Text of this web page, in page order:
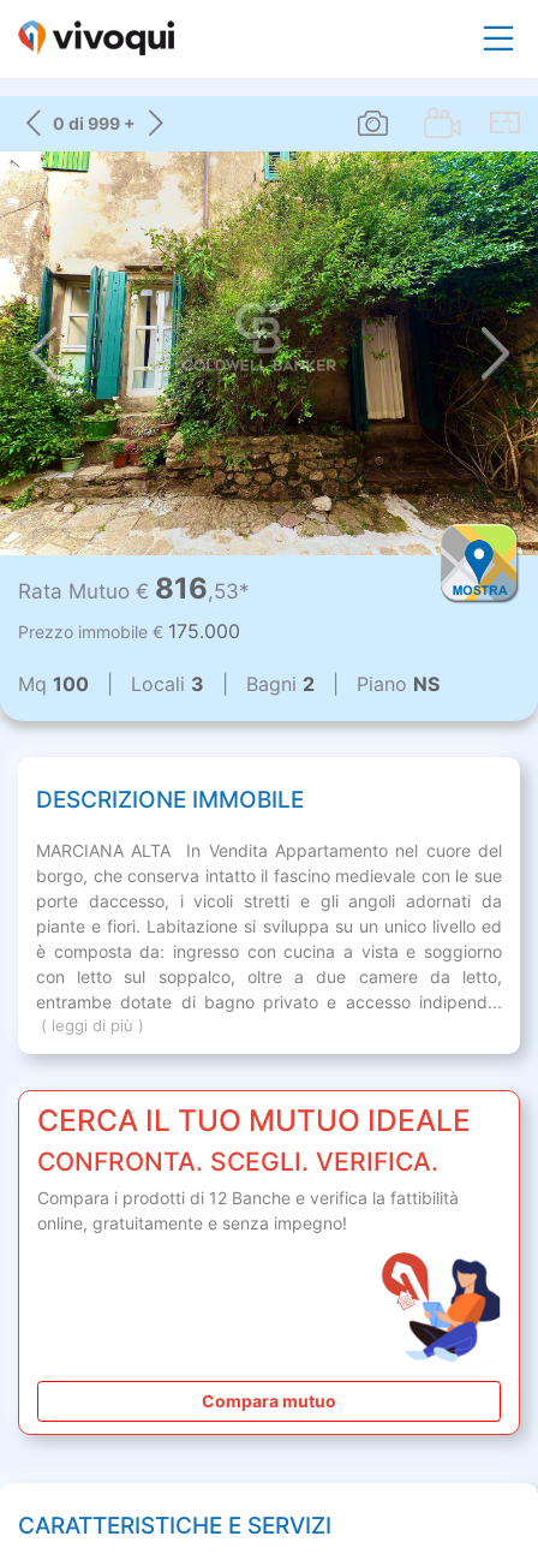
0 di 999 +
Rata Mutuo € 816,53*
Prezzo immobile € 175.000
Mq 100 | Locali 3 | Bagni 2 | Piano NS
DESCRIZIONE IMMOBILE
MARCIANA ALTA  In Vendita Appartamento nel cuore del
borgo, che conserva intatto il fascino medievale con le sue
porte daccesso, i vicoli stretti e gli angoli adornati da
piante e fiori. Labitazione si sviluppa su un unico livello ed
è composta da: ingresso con cucina a vista e soggiorno
con letto sul soppalco, oltre a due camere da letto,
entrambe dotate di bagno privato e accesso indipend...
( leggi di più )
CERCA IL TUO MUTUO IDEALE
CONFRONTA. SCEGLI. VERIFICA.
Compara i prodotti di 12 Banche e verifica la fattibilità
online, gratuitamente e senza impegno!
Compara mutuo
CARATTERISTICHE E SERVIZI